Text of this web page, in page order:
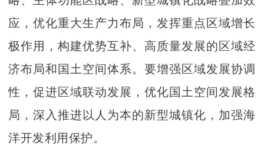
应，优化重大生产力布局，发挥重点区域增长
极作用，构建优势互补、高质量发展的区域经
济布局和国土空间体系。要增强区域发展协调
性，促进区域联动发展，优化国土空间发展格
局，深入推进以人为本的新型城镇化，加强海
洋开发利用保护。